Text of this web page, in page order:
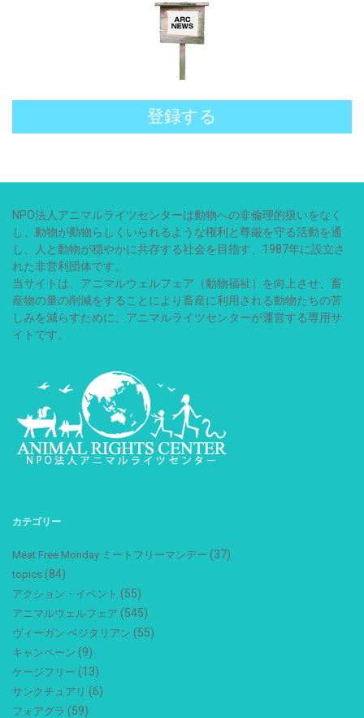
登録する
NPO法人アニマルライツセンターは動物への非倫理的扱いをなく
し、動物が動物らしくいられるような権利と尊厳を守る活動を通
し、人と動物が穏やかに共存する社会を目指す、1987年に設立さ
れた非営利団体です。
当サイトは、アニマルウェルフェア（動物福祉）を向上させ、畜
産物の量の削減をすることにより畜産に利用される動物たちの苦
しみを減らすために、アニマルライツセンターが運営する専用サ
イトです。
カテゴリー
Meat Free Monday ミートフリーマンデー (37)
topics (84)
アクション・イベント (55)
アニマルウェルフェア (545)
ヴィーガン ベジタリアン (55)
キャンペーン (9)
ケージフリー (13)
サンクチュアリ (6)
フォアグラ (59)